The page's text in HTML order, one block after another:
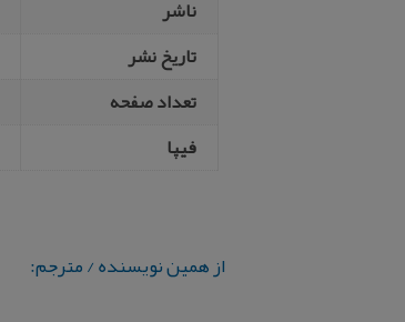
ناشر
تاریخ نشر
تعداد صفحه
فیپا
از همین نویسنده / مترجم: